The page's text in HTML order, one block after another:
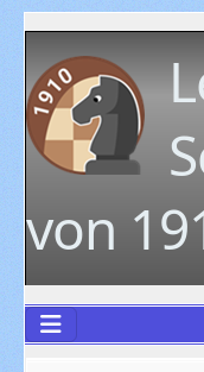
von